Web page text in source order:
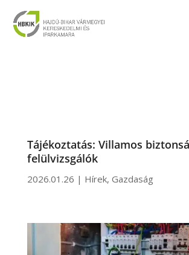
Tájékoztatás: Villamos
felülvizsgálók
2026.01.26 | Hírek, Gazdaság